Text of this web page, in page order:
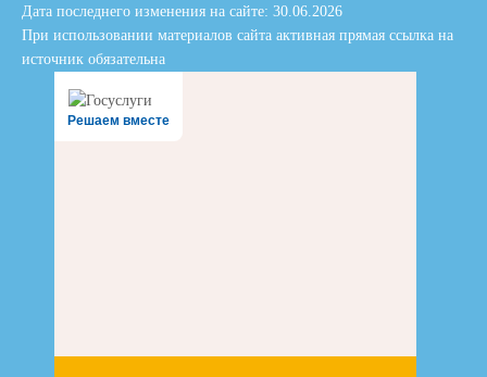
Дата последнего изменения на сайте: 30.06.2026
При использовании материалов сайта активная прямая ссылка на
источник обязательна
Решаем вместе